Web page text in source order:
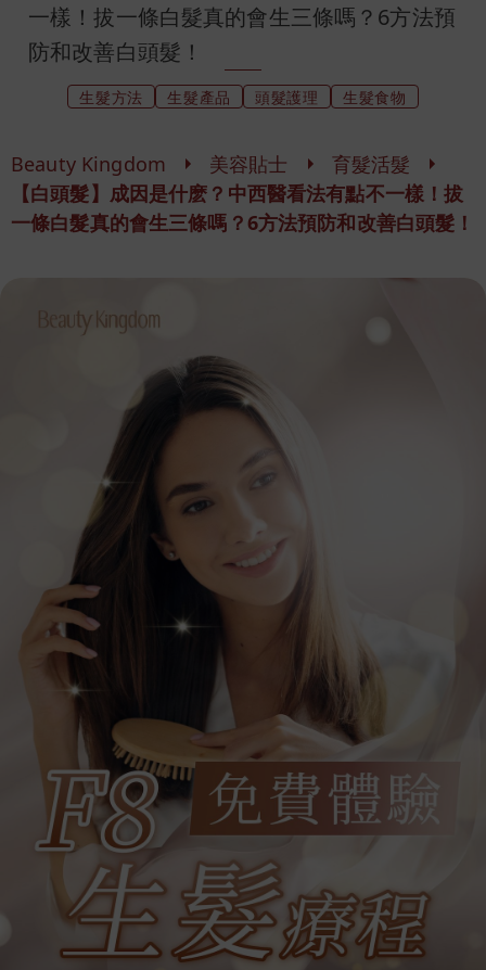
一樣！拔一條白髮真的會生三條嗎？6方法預
防和改善白頭髮！
生髮方法 生髮產品 頭髮護理 生髮食物
Beauty Kingdom 美容貼士
育髮活髮
【白頭髮】成因是什麽？中西醫看法有點不一樣！拔
一條白髮真的會生三條嗎？6方法預防和改善白頭髮！